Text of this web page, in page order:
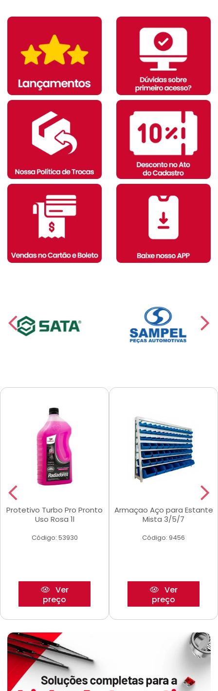
Protetivo Turbo Pro Pronto
Uso Rosa 1l
Código: 53930
Ver
preço
Armaçao Aço para Estante
Mista 3/5/7
Código: 9456
Ver
preço